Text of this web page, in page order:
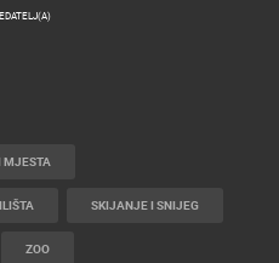
MJESTA
SKIJANJE I SNIJEG
ZOO